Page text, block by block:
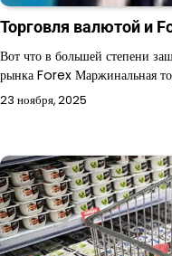
Торговля валютой и
Вот что в большей степени
рынка Forex Маржинальная
23 ноября, 2025